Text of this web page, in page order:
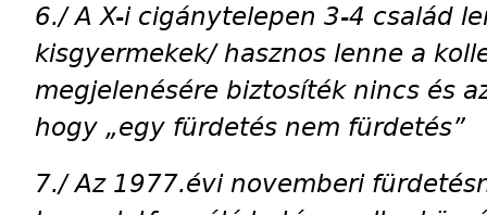
6./ A X-i cigánytelepen 3-4 család
kisgyermekek/ hasznos lenne a
megjelenésére biztosíték nincs és
hogy „egy fürdetés nem fürdetés”
7./ Az 1977.évi novemberi